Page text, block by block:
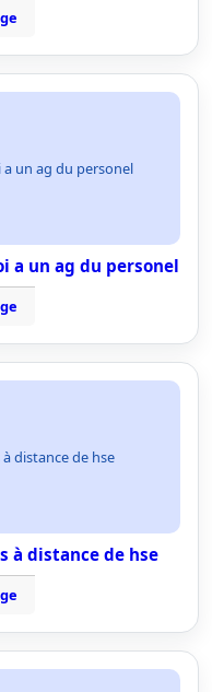
un ag du personel
a un ag du personel
distance de hse
à distance de hse